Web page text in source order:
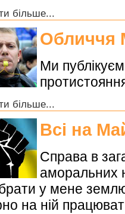
більше...
Обличчя
Ми
більше...
Всі на
Справа в
аморальних
у мене землю
на ній